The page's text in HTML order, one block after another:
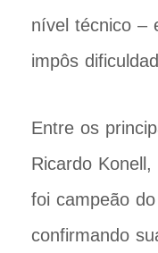
nível técnico –
impôs
Entre os
Ricardo
foi campeão
confirmando